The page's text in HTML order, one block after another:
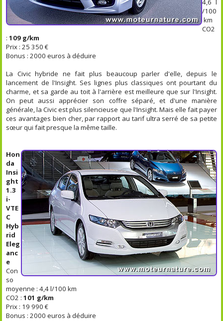
4,6 l
/100
km
CO2
:109 g/km
Prix : 25 350 €
Bonus : 2000 euros à déduire
La Civic hybride ne fait plus beaucoup parler d'elle, depuis le
lancement de l'Insight. Ses lignes plus classiques ont pourtant du
charme, et sa garde au toit à l'arrière est meilleure que sur l'Insight.
On peut aussi apprécier son coffre séparé, et d'une manière
générale, la Civic est plus silencieuse que l'Insight. Mais elle fait payer
ces avantages bien cher, par rapport au tarif ultra serré de sa petite
sœur qui fait presque la même taille.
Hon
da
Insi
ght
1.3
i-
VTE
C
Hyb
rid
Eleg
anc
e
Con
so
moyenne : 4,4 l/100 km
CO2 :101 g/km
Prix : 19 990 €
Bonus : 2000 euros à déduire